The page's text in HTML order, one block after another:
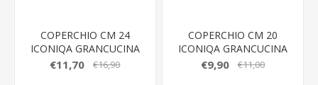
COPERCHIO CM 24
ICONIQA GRANCUCINA
€11,70 €16,90
COPERCHIO CM 20
ICONIQA GRANCUCINA
€9,90 €11,00